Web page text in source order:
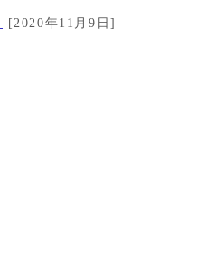
[2020年11月9日]